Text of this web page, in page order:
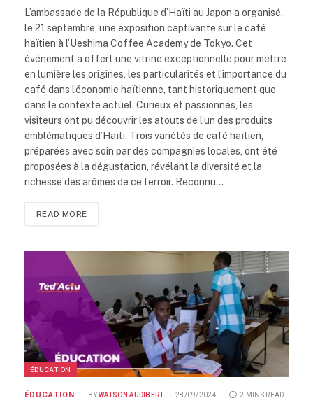
L’ambassade de la République d’Haïti au Japon a organisé,
le 21 septembre, une exposition captivante sur le café
haïtien à l’Ueshima Coffee Academy de Tokyo. Cet
événement a offert une vitrine exceptionnelle pour mettre
en lumière les origines, les particularités et l’importance du
café dans l’économie haïtienne, tant historiquement que
dans le contexte actuel. Curieux et passionnés, les
visiteurs ont pu découvrir les atouts de l’un des produits
emblématiques d’Haïti. Trois variétés de café haïtien,
préparées avec soin par des compagnies locales, ont été
proposées à la dégustation, révélant la diversité et la
richesse des arômes de ce terroir. Reconnu…
READ MORE
ÉDUCATION
ÉDUCATION BY WATSON AUDIBERT 28/09/2024 2 MINS READ